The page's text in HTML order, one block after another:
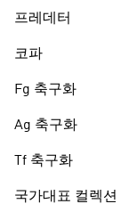
프레데터
코파
Fg 축구화
Ag 축구화
Tf 축구화
국가대표 컬렉션